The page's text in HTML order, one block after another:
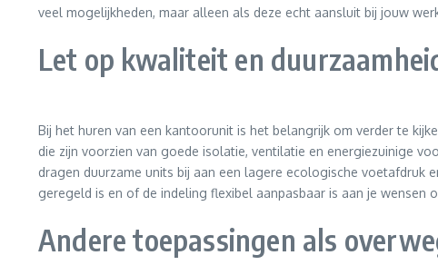
veel mogelijkheden, maar alleen als deze echt aansluit bij jouw
Let op kwaliteit en
Bij het huren van een kantoorunit is het belangrijk om verder te
die zijn voorzien van goede isolatie, ventilatie en energiezuinige
dragen duurzame units bij aan een lagere ecologische voetafdruk
geregeld is en of de indeling flexibel aanpasbaar is aan je wensen
Andere toepassingen als